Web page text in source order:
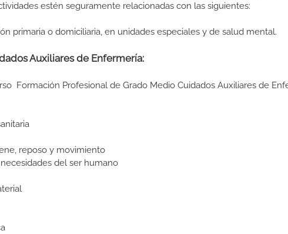
estén seguramente relacionadas con las siguientes:
primaria o domiciliaria, en unidades especiales y de salud mental.
Auxiliares de Enfermería:
Formación Profesional de Grado Medio Cuidados Auxiliares de
reposo y movimiento
del ser humano